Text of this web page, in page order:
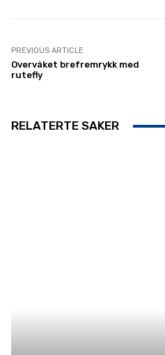
PREVIOUS ARTICLE
Overvåket brefremrykk med
rutefly
RELATERTE SAKER